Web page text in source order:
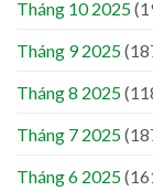
Tháng 10 2025
Tháng 9 2025
Tháng 8 2025
Tháng 7 2025
Tháng 6 2025